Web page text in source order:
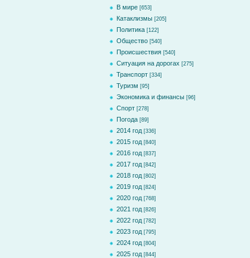
В мире [653]
Катаклизмы [205]
Политика [122]
Общество [540]
Происшествия [540]
Ситуация на дорогах [275]
Транспорт [334]
Туризм [95]
Экономика и финансы [96]
Спорт [278]
Погода [89]
2014 год [336]
2015 год [840]
2016 год [837]
2017 год [842]
2018 год [802]
2019 год [824]
2020 год [768]
2021 год [826]
2022 год [782]
2023 год [795]
2024 год [804]
2025 год [844]